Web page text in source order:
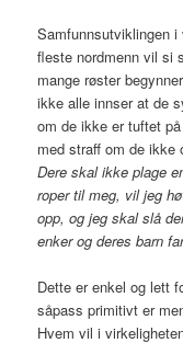
Samfunnsutviklingen
fleste nordmenn vil si
mange røster
ikke alle innser at de
om de ikke er tuftet
med straff om de
Dere skal ikke plage
roper til meg, vil jeg
opp, og jeg skal slå
enker og deres barn
Dette er enkel og lett
såpass primitivt er
Hvem vil i